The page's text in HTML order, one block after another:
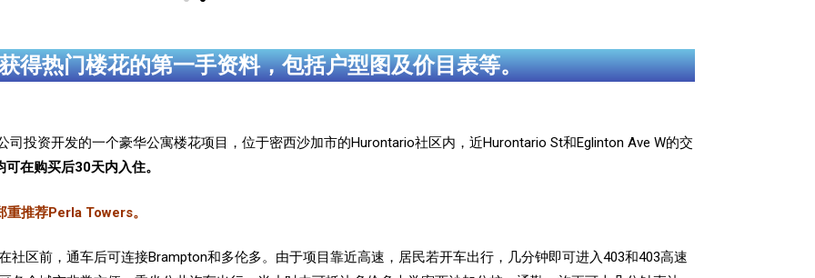
得热门楼花的第一手资料，包括户型图及价目表等。
司投资开发的一个豪华公寓楼花项目，位于密西沙加市的Hurontario社区内，近Hurontario St和Eglinton Ave W的交
在购买后30天内入住。
推荐Perla Towers。
社区前，通车后可连接Brampton和多伦多。由于项目靠近高速，居民若开车出行，几分钟即可进入403和403高速